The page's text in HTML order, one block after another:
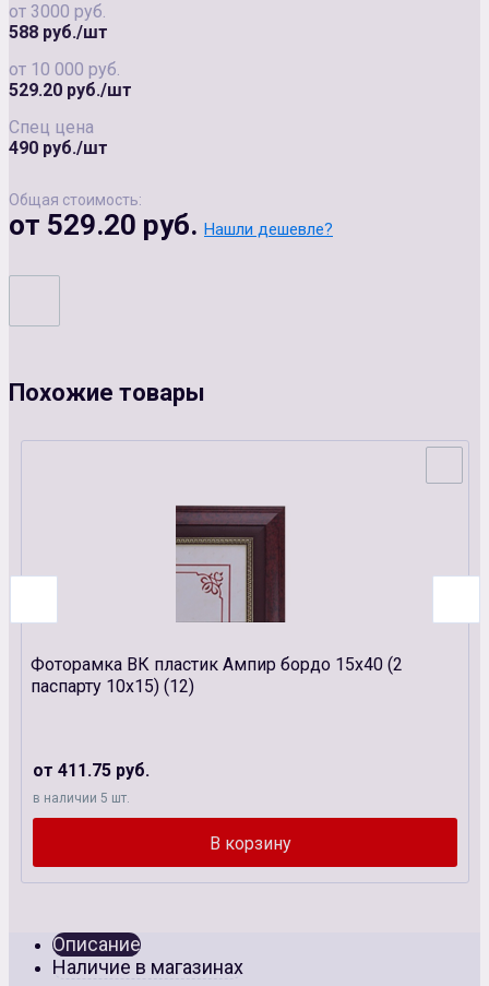
от 3000 руб.
588 руб./шт
от 10 000 руб.
529.20 руб./шт
Спец цена
490 руб./шт
Общая стоимость:
от 529.20 руб. Нашли дешевле?
Похожие товары
Фоторамка ВК пластик Ампир бордо 15х40 (2
паспарту 10х15) (12)
от 411.75 руб.
в наличии 5 шт.
Описание
Наличие в магазинах